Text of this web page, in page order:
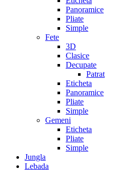
Panoramice
Pliate
Simple
Fete
3D
Clasice
Decupate
Patrat
Eticheta
Panoramice
Pliate
Simple
Gemeni
Eticheta
Pliate
Simple
Jungla
Lebada